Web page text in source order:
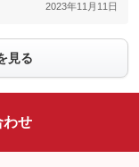
2023年11月11日
見る
わせ